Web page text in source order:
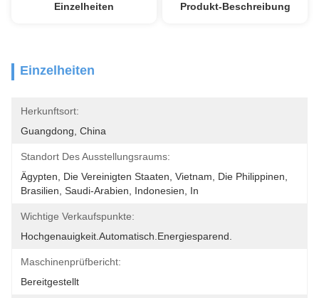
Einzelheiten Produkt-Beschreibung
Einzelheiten
Herkunftsort:
Guangdong, China
Standort Des Ausstellungsraums:
Ägypten, Die Vereinigten Staaten, Vietnam, Die Philippinen,
Brasilien, Saudi-Arabien, Indonesien, In
Wichtige Verkaufspunkte:
Hochgenauigkeit.Automatisch.Energiesparend.
Maschinenprüfbericht:
Bereitgestellt